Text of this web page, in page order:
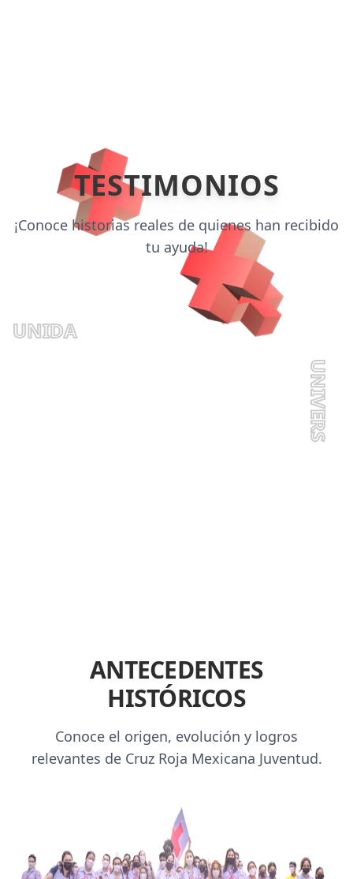
TESTIMONIOS
¡Conoce historias reales de quienes han recibido
tu ayuda!
H
UNIVERSALI
ANTECEDENTES
HISTÓRICOS
Conoce el origen, evolución y logros
relevantes de Cruz Roja Mexicana Juventud.